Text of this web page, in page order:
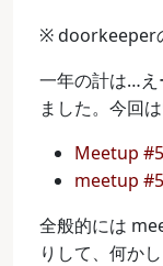
※ doorkeeper
一年の計は…え
ました。今回
Meetup
meetup
全般的には
りして、何か